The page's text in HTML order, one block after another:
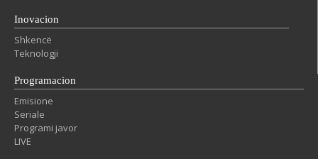
Inovacion
Shkencë
Teknologji
Programacion
Emisione
Seriale
Programi javor
LIVE